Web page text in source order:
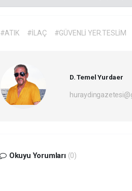
#ATIK #İLAÇ #GÜVENLİ YER.TESLİM
D. Temel Yurdaer
Okuyu Yorumları (0)